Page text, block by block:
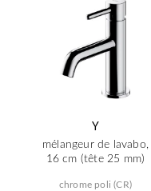
Y
mélangeur de lavabo,
16 cm (tête 25 mm)
chrome poli (CR)